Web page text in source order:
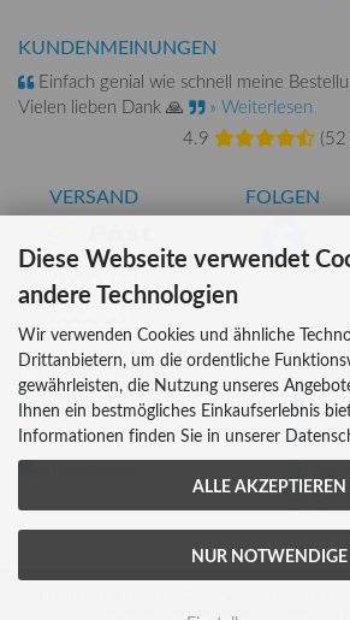
KUNDENMEINUNGEN
Einfach genial wie schnell meine
Vielen lieben Dank 🙏
» Weiterlesen
4.9
(52
VERSAND FOLGEN
INFORMATIONEN
Über uns
Versandkosten
Diese Webseite verwendet
andere Technologien
Wir verwenden Cookies und ähnliche
Drittanbietern, um die ordentliche
gewährleisten, die Nutzung unseres
Ihnen ein bestmögliches Einkaufserlebnis
Informationen finden Sie in unserer
ALLE AKZEPTIEREN
NUR NOTWENDIGE